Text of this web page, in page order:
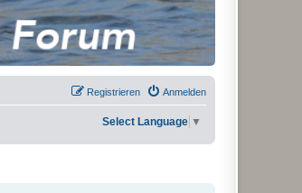
Anmelden
Registrieren
Select Language ▼